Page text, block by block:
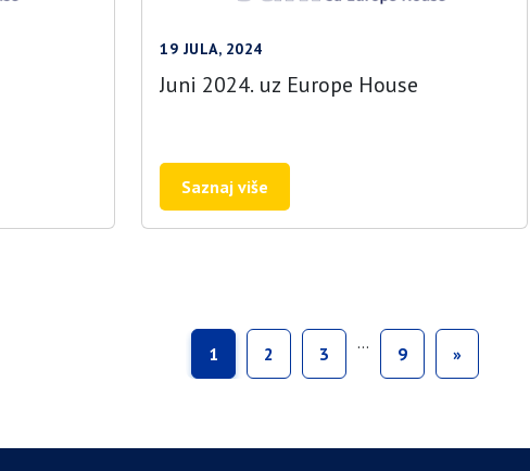
19 JULA, 2024
Juni 2024. uz Europe House
Saznaj više
1 2 3
…
9 »